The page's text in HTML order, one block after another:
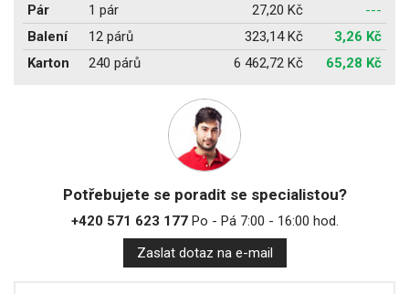
Pár
1 pár 27,20 Kč
---
Balení
12 párů 323,14 Kč
3,26 Kč
Karton
240 párů 6 462,72 Kč 65,28 Kč
Potřebujete se poradit se specialistou?
+420 571 623 177Po - Pá 7:00 - 16:00 hod.
Zaslat dotaz na e-mail